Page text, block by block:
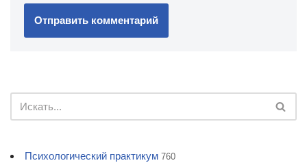
Психологический практикум 760